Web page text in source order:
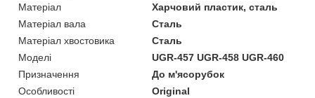
Матеріал
Харчовий пластик, сталь
Матеріал вала
Сталь
Матеріал хвостовика
Сталь
Моделі
UGR-457 UGR-458 UGR-460
Призначення
До м'ясорубок
Особливості
Original